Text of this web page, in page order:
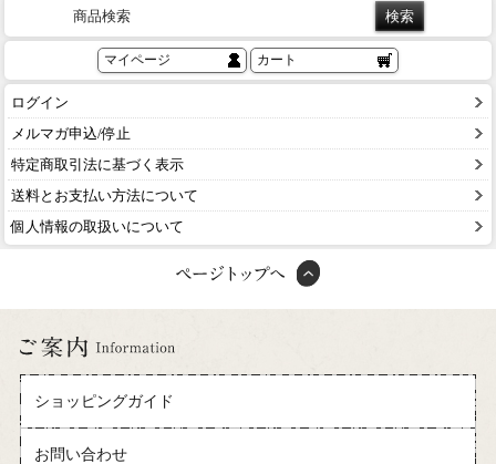
商品検索
マイページ カート
ログイン
メルマガ申込/停止
特定商取引法に基づく表示
送料とお支払い方法について
個人情報の取扱いについて
ショッピングガイド
お問い合わせ